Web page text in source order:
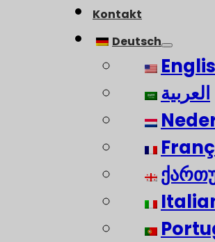
Kontakt
Deutsch
العربية